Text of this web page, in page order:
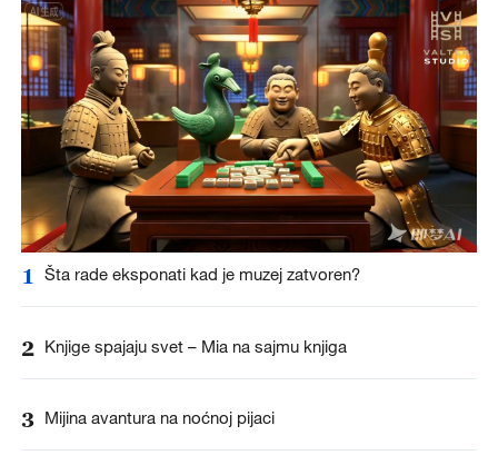
1 Šta rade eksponati kad je muzej zatvoren?
2 Knjige spajaju svet – Mia na sajmu knjiga
3 Mijina avantura na noćnoj pijaci